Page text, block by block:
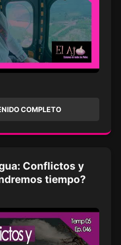
COMPLETO
Conflictos y
tiempo?